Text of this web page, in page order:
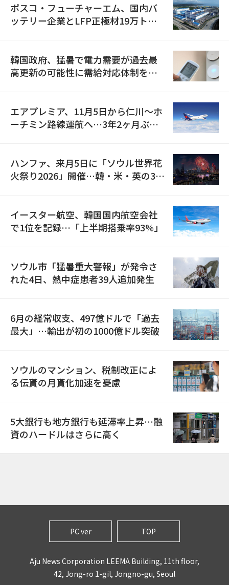
ポスコ・フューチャーエム、国内バ
ッテリー企業とLFP正極材19万トン
韓国政府、猛暑で電力需要が過去最
高更新の可能性に需給対応体制を点
エアプレミア、11月5日から仁川〜ホ
ーチミン路線運航へ…3年2ヶ月ぶり
ハンファ、来月5日に「ソウル世界花
火祭り2026」開催…韓・米・英の3カ
イースター航空、韓国国内航空会社
で1位を記録…「上半期搭乗率93%」
ソウル市「猛暑重大警報」が発令さ
れた4日、熱中症患者39人追加発生
6月の経常収支、497億ドルで「過去
最大」…輸出が初の1000億ドル突破
ソウルのマンション、税制改正によ
る伝貰の月貰化加速を憂慮
5大銀行も地方銀行も延滞率上昇…融
資のハードルはさらに高く
PC ver TOP
Aju News Corporation LEEMA Building, 11th floor,
42, Jong-ro 1-gil, Jongno-gu, Seoul